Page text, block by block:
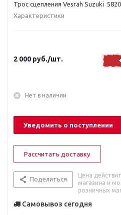
Трос сцепления Vesrah Suzuki
Характеристики
2 000 руб./шт.
Нет в наличии
Уведомить о поступлении
Рассчитать доставку
Поделиться
Цена
магазина и
розничных
Самовывоз сегодня